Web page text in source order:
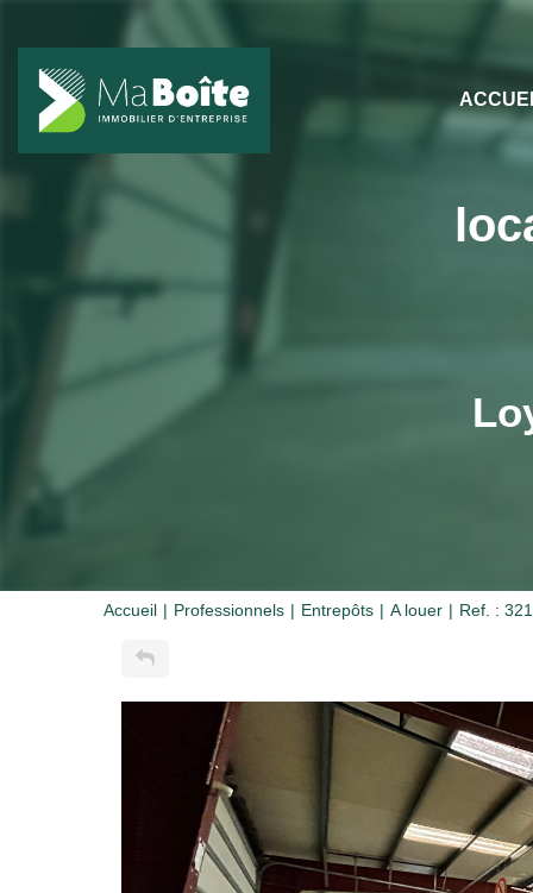
Accueil Professionnels Entrepôts A louer Ref. :